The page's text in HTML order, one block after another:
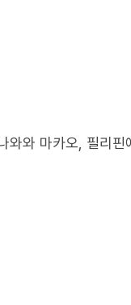
와와 마카오, 필리핀